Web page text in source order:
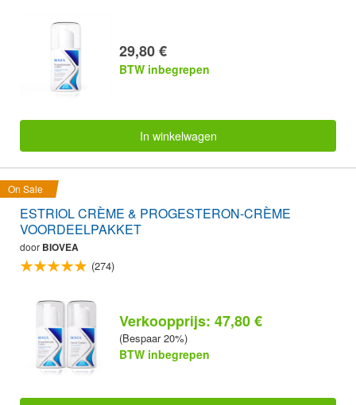
29,80 €
BTW inbegrepen
In winkelwagen
On Sale
ESTRIOL CRÈME & PROGESTERON-CRÈME
VOORDEELPAKKET
door BIOVEA
(274)
Verkoopprijs: 47,80 €
(Bespaar 20%)
BTW inbegrepen